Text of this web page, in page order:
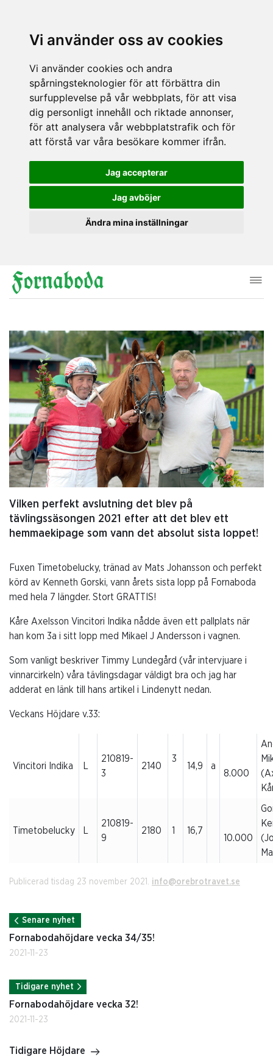
Vi använder oss av cookies
Vi använder cookies och andra
spårningsteknologier för att förbättra din
surfupplevelse på vår webbplats, för att visa
dig personligt innehåll och riktade annonser,
för att analysera vår webbplatstrafik och för
att förstå var våra besökare kommer ifrån.
Jag accepterar
Jag avböjer
Ändra mina inställningar
Vilken perfekt avslutning det blev på
tävlingssäsongen 2021 efter att det blev ett
hemmaekipage som vann det absolut sista loppet!
Fuxen Timetobelucky, tränad av Mats Johansson och perfekt
körd av Kenneth Gorski, vann årets sista lopp på Fornaboda
med hela 7 längder. Stort GRATTIS!
Kåre Axelsson Vincitori Indika nådde även ett pallplats när
han kom 3a i sitt lopp med Mikael J Andersson i vagnen.
Som vanligt beskriver Timmy Lundegård (vår intervjuare i
vinnarcirkeln) våra tävlingsdagar väldigt bra och jag har
adderat en länk till hans artikel i Lindenytt nedan.
Veckans Höjdare v.33:
Vincitori Indika L
210819-
3
2140
3
14,9 a
8.000
Timetobelucky L
210819-
9
2180 1 16,7
10.000
Publicerad tisdag 23 november 2021. info@orebrotravet.se
Senare nyhet
Fornabodahöjdare vecka 34/35!
2021-11-23
Tidigare nyhet
Fornabodahöjdare vecka 32!
2021-11-23
Tidigare Höjdare